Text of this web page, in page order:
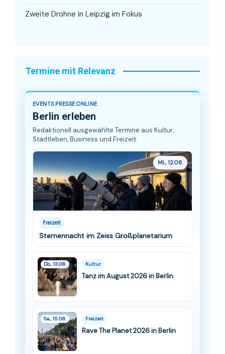
Zweite Drohne in Leipzig im Fokus
Termine mit Relevanz
EVENTS.PRESSE.ONLINE
Berlin erleben
Redaktionell ausgewählte Termine aus Kultur,
Stadtleben, Business und Freizeit.
Mi., 12.08.
Freizeit
Sternennacht im Zeiss Großplanetarium
Do., 13.08. Kultur
Tanz im August 2026 in Berlin
Sa., 15.08. Freizeit
Rave The Planet 2026 in Berlin